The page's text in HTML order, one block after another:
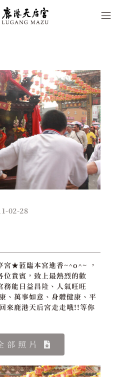
02-28
宮★蒞臨本宮進香~^o^~ ，
位貴賓，致上最熱烈的歡
能日益昌隆、人氣旺旺
、萬事如意、身體健康、平
來鹿港天后宮走走哦!!等你
部照片